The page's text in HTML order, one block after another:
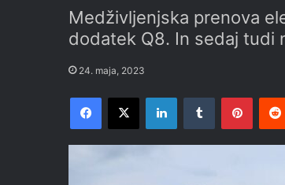
Medživljenjska prenova
dodatek Q8. In sedaj tudi
24. maja, 2023
Facebook
X LinkedInTumblr